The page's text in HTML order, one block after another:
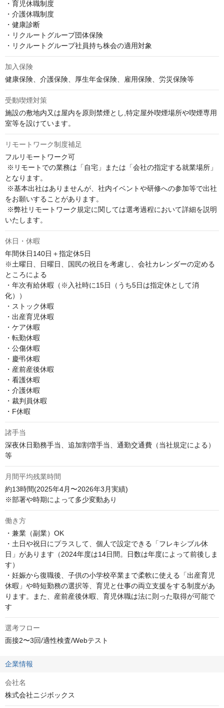
・育児休職制度
・介護休職制度
・健康診断
・リクルートグループ団体保険
・リクルートグループ社員持ち株会の適用対象
加入保険
健康保険、介護保険、厚生年金保険、雇用保険、労災保険等
受動喫煙対策
施設の敷地内又は屋内を原則禁煙とし,特定屋外喫煙場所や喫煙専用
室等を設けています。
リモートワーク制度補足
フルリモートワーク可
となります。
をお願いすることがあります。
いたします。
休日・休暇
年間休日140日＋指定休5日
※土曜日、日曜日、国民の祝日を考慮し、会社カレンダーの定める
ところによる
・年次有給休暇（※入社時に15日（うち5日は指定休として消
化））
・ストック休暇
・出産育児休暇
・ケア休暇
・転勤休暇
・公傷休暇
・慶弔休暇
・産前産後休暇
・看護休暇
・介護休暇
・裁判員休暇
・F休暇
諸手当
深夜休日勤務手当、追加割増手当、通勤交通費（当社規定による）
等
月間平均残業時間
約13時間(2025年4月〜2026年3月実績)
※部署や時期によって多少変動あり
働き方
・兼業（副業）OK
・土日や祝日にプラスして、個人で設定できる「フレキシブル休
日」があります（2024年度は14日間。日数は年度によって前後しま
す）
・妊娠から復職後、子供の小学校卒業まで柔軟に使える「出産育児
休暇」や時短勤務の選択等、育児と仕事の両立支援をする制度があ
ります。また、産前産後休暇、育児休職は法に則った取得が可能で
す
選考フロー
面接2〜3回/適性検査/Webテスト
企業情報
会社名
株式会社ニジボックス